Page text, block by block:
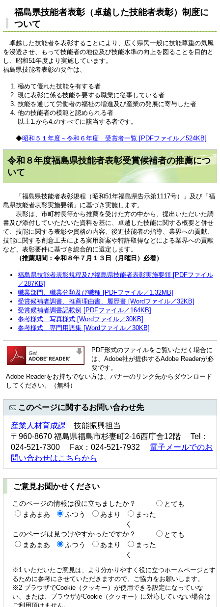
福島県技能者表彰（卓越した技能者表彰）制度に
ついて
卓越した技能者を表彰することにより、広く県民一般に技能尊重の気風
を浸透させ、もって技能者の地位及び技能水準の向上を図ることを目的と
し、昭和51年度より実施しています。
福島県技能者表彰の要件は、
極めて優れた技能を有する者
現に表彰に係る技能を要する職業に従事している者
技能を通じて労働者の福祉の増進及び産業の発展に寄与した者
他の技能者の模範と認められる者
以上1.から4.のすべてに該当する者です。
◆昭和５１年度～令和６年度 受賞者一覧 [PDFファイル／524KB]
令和８年度福島県技能者表彰受賞候補者の推薦につ
いて
「福島県技能者表彰規程（昭和51年福島県告示第1117号）」及び「福
島県技能者表彰実施要領」に基づき実施します。
表彰は、市町村長等から推薦を受けた方の中から、提出いただいた調
書及び添付していただいた資料を基に、卓越した技能に関する概要と併せ
て、技能に関する表彰や資格の内容、後進技能者の指導、業界への貢献、
技能に関する創意工夫による実用新案や特許取得などによる業界への貢献
など、表彰要件に基づき総合的に選定します。
（推薦期間：令和８年７月１３日（月曜日）必着）
福島県技能者表彰規程及び福島県技能者表彰実施要領 [PDFファイル
／287KB]
職業部門、職業分類及び職種 [PDFファイル／1.32MB]
受賞候補者調書、推薦理由書、履歴書 [Wordファイル／32KB]
受賞候補者調書記載例 [PDFファイル／164KB]
参考様式 写真様式 [Wordファイル／30KB]
参考様式 専門用語集 [Wordファイル／30KB]
PDF形式のファイルをご覧いただく場合に
は、Adobe社が提供するAdobe Readerが必
要です。
Adobe Readerをお持ちでない方は、バナーのリンク先からダウンロード
してください。（無料）
このページに関するお問い合わせ先
産業人材育成課 技能振興担当
〒960-8670 福島県福島市杉妻町2-16西庁舎12階 Tel：
024-521-7300 Fax：024-521-7932 電子メールでのお
問い合わせはこちらから
ご意見お聞かせください
このページの情報は役に立ちましたか？
とても
まあまあ
ふつう あまり
まった
く
このページは見つけやすかったですか？
とても
まあまあ
ふつう あまり
まった
く
※1 いただいたご意見は、より分かりやすく役に立つホームページとす
るために参考にさせていただきますので、ご協力をお願いします。
※2 ブラウザでCookie（クッキー）が使用できる設定になっていな
い、または、ブラウザがCookie（クッキー）に対応していない場合は
ご利用頂けません。